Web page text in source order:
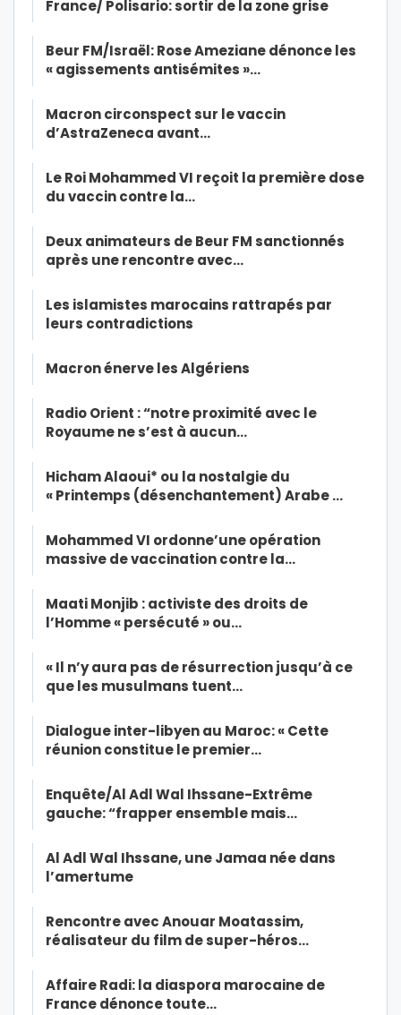
France/ Polisario: sortir de la zone grise
Beur FM/Israël: Rose Ameziane dénonce les
« agissements antisémites »…
Macron circonspect sur le vaccin
d’AstraZeneca avant…
Le Roi Mohammed VI reçoit la première dose
du vaccin contre la…
Deux animateurs de Beur FM sanctionnés
après une rencontre avec…
Les islamistes marocains rattrapés par
leurs contradictions
Macron énerve les Algériens
Radio Orient : “notre proximité avec le
Royaume ne s’est à aucun…
Hicham Alaoui* ou la nostalgie du
« Printemps (désenchantement) Arabe …
Mohammed VI ordonne’une opération
massive de vaccination contre la…
Maati Monjib : activiste des droits de
l’Homme « persécuté » ou…
« Il n’y aura pas de résurrection jusqu’à ce
que les musulmans tuent…
Dialogue inter-libyen au Maroc: « Cette
réunion constitue le premier…
Enquête/Al Adl Wal Ihssane-Extrême
gauche: “frapper ensemble mais…
Al Adl Wal Ihssane, une Jamaa née dans
l’amertume
Rencontre avec Anouar Moatassim,
réalisateur du film de super-héros…
Affaire Radi: la diaspora marocaine de
France dénonce toute…